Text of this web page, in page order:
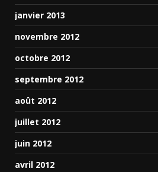
janvier 2013
novembre 2012
octobre 2012
septembre 2012
août 2012
juillet 2012
juin 2012
avril 2012